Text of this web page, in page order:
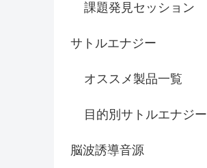
課題発見セッション
サトルエナジー
オススメ製品一覧
目的別サトルエナジー
脳波誘導音源